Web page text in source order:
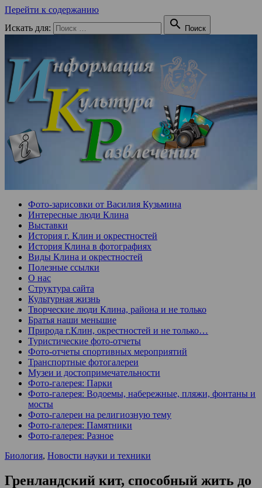
Перейти к содержанию
Искать для:
 Поиск
Фото-зарисовки от Василия Кузьмина
Интересные люди Клина
Выставки
История г. Клин и окрестностей
История Клина в фотографиях
Виды Клина и окрестностей
Полезные ссылки
О нас
Структура сайта
Культурная жизнь
Творческие люди Клина, района и не только
Братья наши меньшие
Природа г.Клин, окрестностей и не только…
Туристические фото-отчеты
Фото-отчеты спортивных мероприятий
Транспортные фотогалереи
Музеи и достопримечательности
Фото-галерея: Парки
Фото-галерея: Водоемы, набережные, пляжи, фонтаны и
мосты
Фото-галереи на религиозную тему
Фото-галерея: Памятники
Фото-галерея: Разное
Биология, Новости науки и техники
Гренландский кит, способный жить до